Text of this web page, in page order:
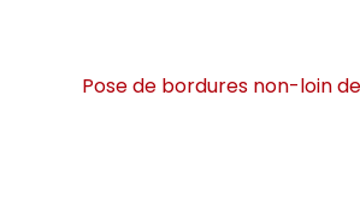
Pose de bordures non-loin